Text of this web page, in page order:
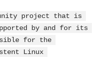
project that is
by and for its
for the
Linux